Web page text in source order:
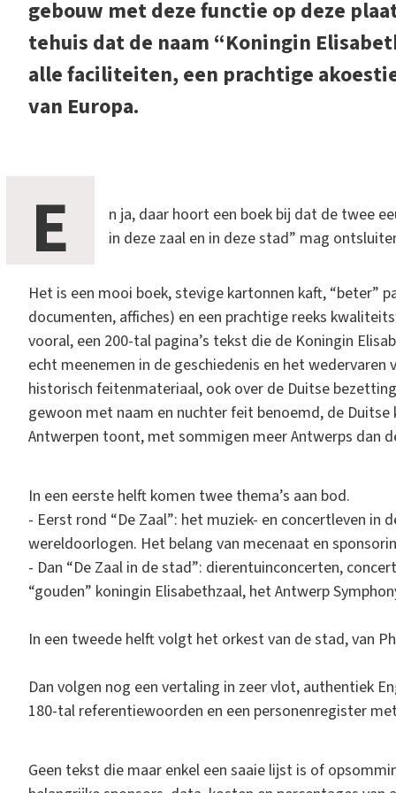
gebouw met deze functie op deze
tehuis dat de naam “Koningin
alle faciliteiten, een prachtige
van Europa.
E
n ja, daar hoort een boek bij dat de twee
in deze zaal en in deze stad” mag
Het is een mooi boek, stevige kartonnen kaft, “beter”
documenten, affiches) en een prachtige reeks
vooral, een 200-tal pagina’s tekst die de Koningin
echt meenemen in de geschiedenis en het
historisch feitenmateriaal, ook over de Duitse
gewoon met naam en nuchter feit benoemd, de
Antwerpen toont, met sommigen meer Antwerps dan
In een eerste helft komen twee thema’s aan bod.
- Eerst rond “De Zaal”: het muziek- en concertleven in
wereldoorlogen. Het belang van mecenaat en
- Dan “De Zaal in de stad”: dierentuinconcerten,
“gouden” koningin Elisabethzaal, het Antwerp
In een tweede helft volgt het orkest van de stad, van
Dan volgen nog een vertaling in zeer vlot, authentiek
180-tal referentiewoorden en een personenregister
Geen tekst die maar enkel een saaie lijst is of